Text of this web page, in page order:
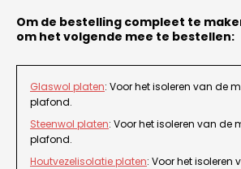
Om de bestelling compleet te
om het volgende mee te bestellen:
Glaswol platen: Voor het isoleren van de
plafond.
Steenwol platen: Voor het isoleren van de
plafond.
Houtvezelisolatie platen: Voor het isoleren